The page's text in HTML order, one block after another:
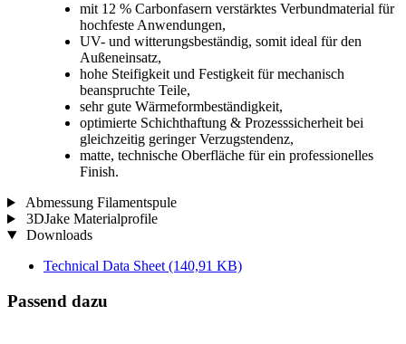
mit 12 % Carbonfasern verstärktes Verbundmaterial für
hochfeste Anwendungen,
UV- und witterungsbeständig, somit ideal für den
Außeneinsatz,
hohe Steifigkeit und Festigkeit für mechanisch
beanspruchte Teile,
sehr gute Wärmeformbeständigkeit,
optimierte Schichthaftung & Prozesssicherheit bei
gleichzeitig geringer Verzugstendenz,
matte, technische Oberfläche für ein professionelles
Finish.
Abmessung Filamentspule
3DJake Materialprofile
Downloads
Technical Data Sheet (140,91 KB)
Passend dazu